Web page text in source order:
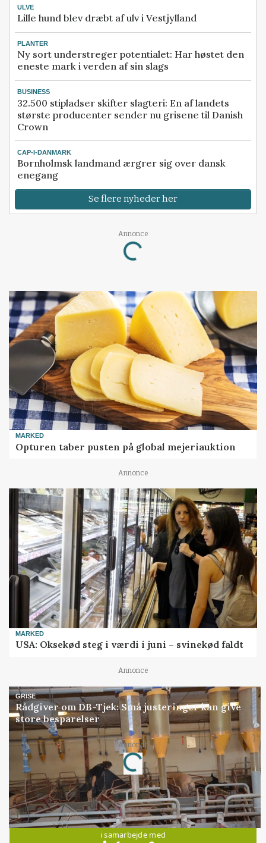
ULVE
Lille hund blev dræbt af ulv i Vestjylland
PLANTER
Ny sort understreger potentialet: Har høstet den
eneste mark i verden af sin slags
BUSINESS
32.500 stipladser skifter slagteri: En af landets
største producenter sender nu grisene til Danish
Crown
CAP-I-DANMARK
Bornholmsk landmand ærgrer sig over dansk
enegang
Se flere nyheder her
Annonce
Loading...
MARKED
Opturen taber pusten på global mejeriauktion
Annonce
MARKED
USA: Oksekød steg i værdi i juni – svinekød faldt
Annonce
GRISE
Rådgiver om DB-Tjek: Små justeringer kan give
store besparelser
Annonce
Loading...
Jobs
i samarbejde med